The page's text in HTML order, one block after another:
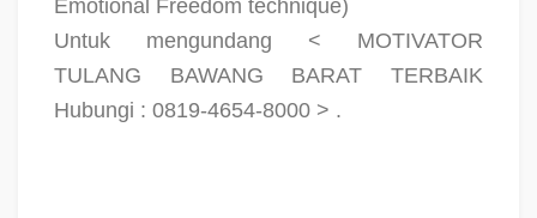
Emotional Freedom technique)
Untuk mengundang < MOTIVATOR
TULANG BAWANG BARAT TERBAIK
Hubungi : 0819-4654-8000 > .